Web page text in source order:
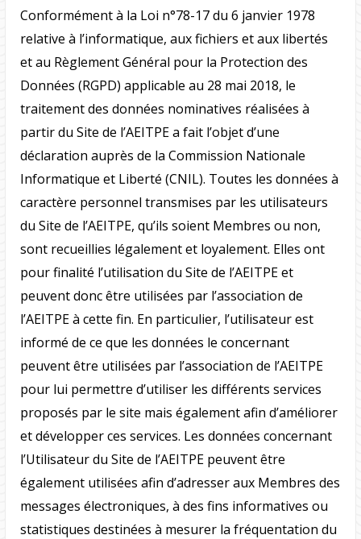
Conformément à la Loi n°78-17 du 6 janvier 1978
relative à l’informatique, aux fichiers et aux libertés
et au Règlement Général pour la Protection des
Données (RGPD) applicable au 28 mai 2018, le
traitement des données nominatives réalisées à
partir du Site de l’AEITPE a fait l’objet d’une
déclaration auprès de la Commission Nationale
Informatique et Liberté (CNIL). Toutes les données à
caractère personnel transmises par les utilisateurs
du Site de l’AEITPE, qu’ils soient Membres ou non,
sont recueillies légalement et loyalement. Elles ont
pour finalité l’utilisation du Site de l’AEITPE et
peuvent donc être utilisées par l’association de
l’AEITPE à cette fin. En particulier, l’utilisateur est
informé de ce que les données le concernant
peuvent être utilisées par l’association de l’AEITPE
pour lui permettre d’utiliser les différents services
proposés par le site mais également afin d’améliorer
et développer ces services. Les données concernant
l’Utilisateur du Site de l’AEITPE peuvent être
également utilisées afin d’adresser aux Membres des
messages électroniques, à des fins informatives ou
statistiques destinées à mesurer la fréquentation du